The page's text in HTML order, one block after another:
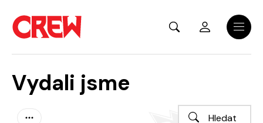
Menu
Vydali jsme